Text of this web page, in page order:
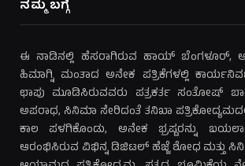
ನಮ್ಮ ಬಗ್ಗೆ
ಈ ನಾಡಿನಲ್ಲಿ ಹೆಸರಾಗಿರುವ ಹಾಯ್ ಬೆಂಗಳೂರ್,
ಹಿಮಾಗ್ನಿ ಮಂತಾದ ಅನೇಕ ಪತ್ರಿಕೆಗಳಲ್ಲಿ
ಛಾಪು ಮೂಡಿಸಿರುವವರು ಪತ್ರಕರ್ತ ಸಂತೋಷ್
ಅಪರಾಧ, ಸಿನಿಮಾ ಸೇರಿದಂತೆ ತನಿಖಾ
ಕಾಲ ಪಳಗಿಕೊಂಡು, ಅನೇಕ ಭ್ರಷ್ಟರನ್ನು
ಆರಂಭಿಸಿರುವ ವಿಭಿನ್ನ ಡಿಜಿಟಲ್ ಹೆಜ್ಜೆ ಶೋಧ ಮತ್ತು